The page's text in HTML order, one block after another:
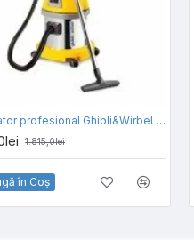
Aspirator profesional Ghibli&Wirbel AS 10 I, volum rezervor 22l, putere 1000w
1.815,0lei
în Coş